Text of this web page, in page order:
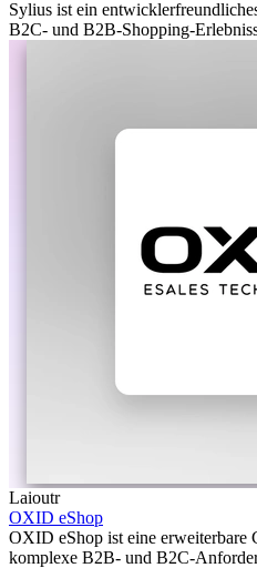
Sylius ist ein
B2C- und B2B-Shopping-
Laioutr
OXID eShop
OXID eShop ist eine erweiterbare
komplexe B2B- und B2C-